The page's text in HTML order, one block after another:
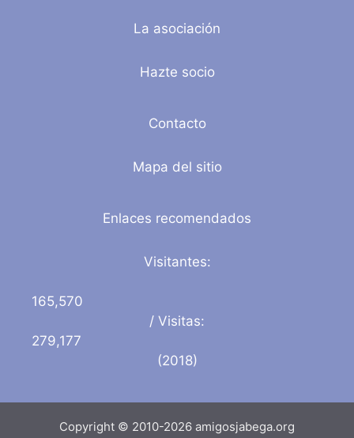
La asociación
Hazte socio
Contacto
Mapa del sitio
Enlaces recomendados
Visitantes:
165,570
/ Visitas:
279,177
(2018)
Copyright © 2010-2026 amigosjabega.org